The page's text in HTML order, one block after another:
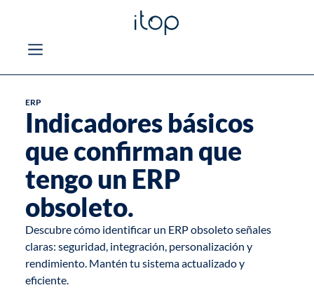
ERP
Indicadores básicos
que confirman que
tengo un ERP
obsoleto.
Descubre cómo identificar un ERP obsoleto señales
claras: seguridad, integración, personalización y
rendimiento. Mantén tu sistema actualizado y
eficiente.